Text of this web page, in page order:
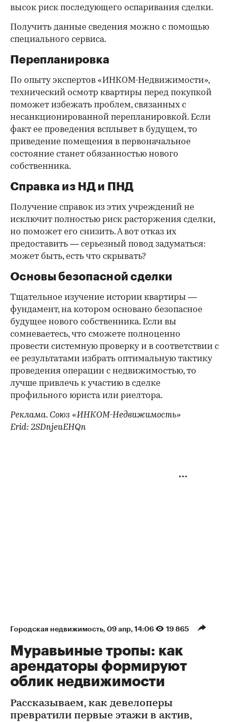
высок риск последующего оспаривания сделки.
Получить данные сведения можно с помощью
специального сервиса.
Перепланировка
По опыту экспертов «ИНКОМ-Недвижимости»,
технический осмотр квартиры перед покупкой
поможет избежать проблем, связанных с
несанкционированной перепланировкой. Если
факт ее проведения всплывет в будущем, то
приведение помещения в первоначальное
состояние станет обязанностью нового
собственника.
Справка из НД и ПНД
Получение справок из этих учреждений не
исключит полностью риск расторжения сделки,
но поможет его снизить. А вот отказ их
предоставить — серьезный повод задуматься:
может быть, есть что скрывать?
Основы безопасной сделки
Тщательное изучение истории квартиры —
фундамент, на котором основано безопасное
будущее нового собственника. Если вы
сомневаетесь, что сможете полноценно
провести системную проверку и в соответствии с
ее результатами избрать оптимальную тактику
проведения операции с недвижимостью, то
лучше привлечь к участию в сделке
профильного юриста или риелтора.
Реклама. Союз «ИНКОМ-Недвижимость»
Erid: 2SDnjeuEHQn
Городская недвижимость 09 апр, 14:06 19 865
Муравьиные тропы: как
арендаторы формируют
облик недвижимости
Рассказываем, как девелоперы
превратили первые этажи в актив,